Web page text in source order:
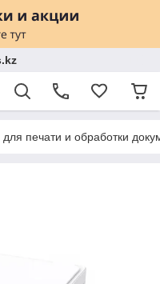
печати и обработки